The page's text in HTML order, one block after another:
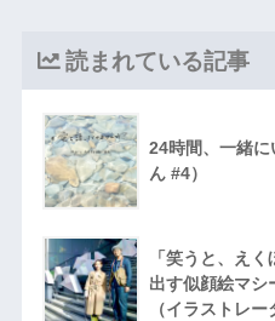
読まれている記事
24時間、一緒に
ん #4）
「笑うと、え
出す似顔絵マシ
（イラストレ